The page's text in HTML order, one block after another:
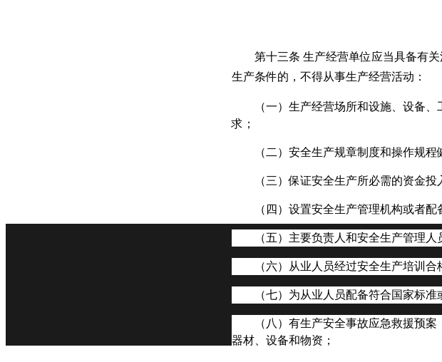
第十三条 生产经营单位应当具备有
生产条件的，不得从事生产经营活动：
（一）生产经营场所和设施、设备
求；
（二）安全生产规章制度和操作规程
（三）保证安全生产所必需的资金投
（四）设置安全生产管理机构或者配
（五）主要负责人和安全生产管理
（六）从业人员经过安全生产培训
（七）为从业人员配备符合国家标
（八）有生产安全事故应急救援预
器材、设备和物资；